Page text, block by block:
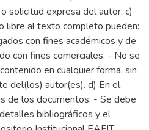
solicitud expresa del autor. c)
libre al texto completo pueden:
con fines académicos y de
con fines comerciales. - No se
en cualquier forma, sin
del(los) autor(es). d) En el
de los documentos: - Se debe
bibliográficos y el